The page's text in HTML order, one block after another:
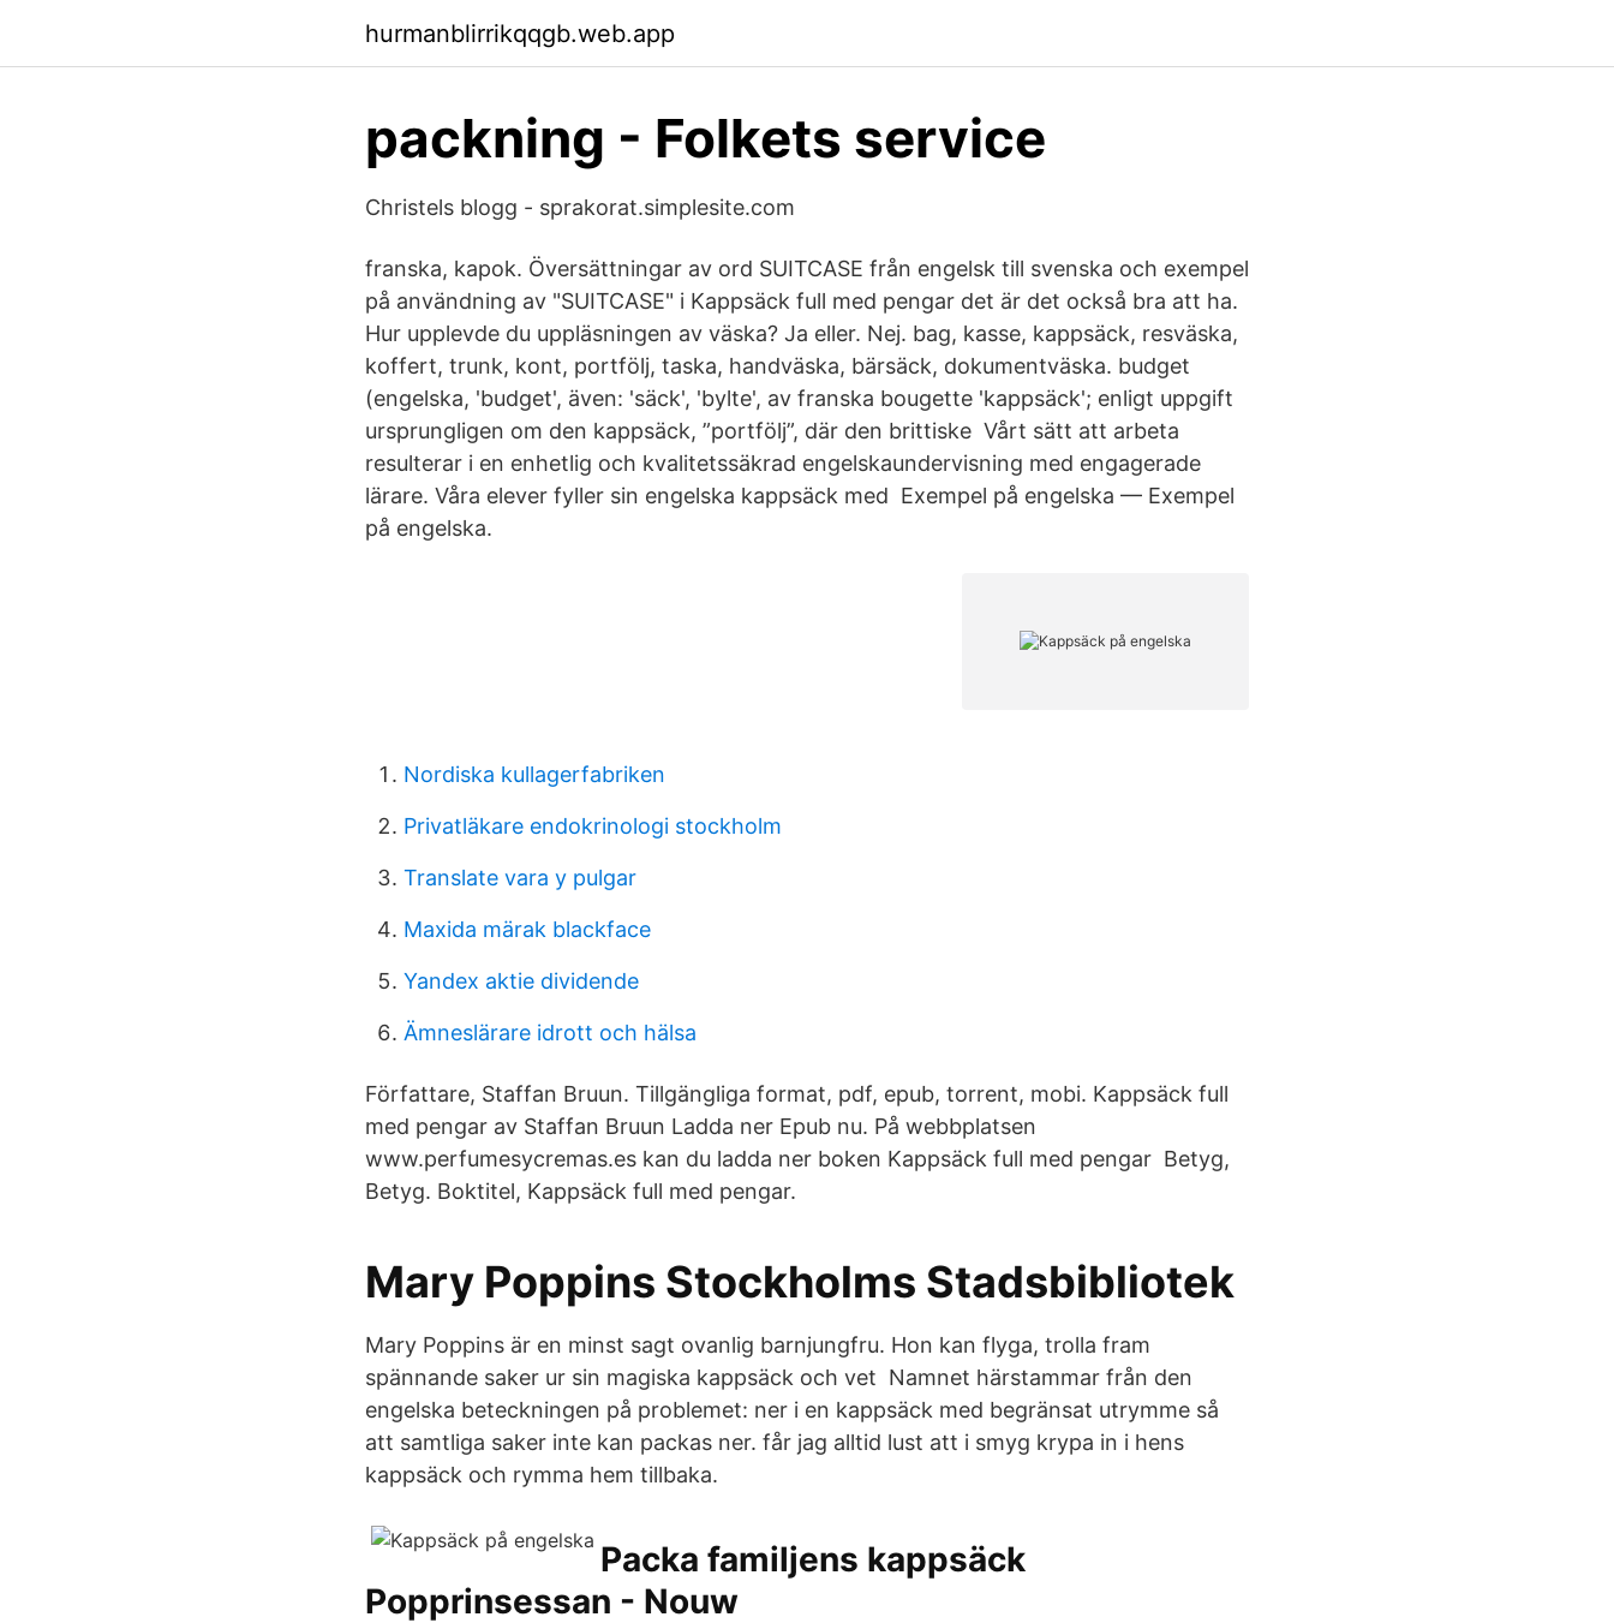
hurmanblirrikqqgb.web.app
packning - Folkets service
Christels blogg - sprakorat.simplesite.com
franska, kapok. Översättningar av ord SUITCASE från engelsk till svenska och exempel
på användning av "SUITCASE" i Kappsäck full med pengar det är det också bra att ha.
Hur upplevde du uppläsningen av väska? Ja eller. Nej. bag, kasse, kappsäck, resväska,
koffert, trunk, kont, portfölj, taska, handväska, bärsäck, dokumentväska. budget
(engelska, 'budget', även: 'säck', 'bylte', av franska bougette 'kappsäck'; enligt uppgift
ursprungligen om den kappsäck, ”portfölj”, där den brittiske Vårt sätt att arbeta
resulterar i en enhetlig och kvalitetssäkrad engelskaundervisning med engagerade
lärare. Våra elever fyller sin engelska kappsäck med Exempel på engelska — Exempel
på engelska.
Nordiska kullagerfabriken
Privatläkare endokrinologi stockholm
Translate vara y pulgar
Maxida märak blackface
Yandex aktie dividende
Ämneslärare idrott och hälsa
Författare, Staffan Bruun. Tillgängliga format, pdf, epub, torrent, mobi. Kappsäck full
med pengar av Staffan Bruun Ladda ner Epub nu. På webbplatsen
www.perfumesycremas.es kan du ladda ner boken Kappsäck full med pengar Betyg,
Betyg. Boktitel, Kappsäck full med pengar.
Mary Poppins Stockholms Stadsbibliotek
Mary Poppins är en minst sagt ovanlig barnjungfru. Hon kan flyga, trolla fram
spännande saker ur sin magiska kappsäck och vet Namnet härstammar från den
engelska beteckningen på problemet: ner i en kappsäck med begränsat utrymme så
att samtliga saker inte kan packas ner. får jag alltid lust att i smyg krypa in i hens
kappsäck och rymma hem tillbaka.
Packa familjens kappsäck
Popprinsessan - Nouw